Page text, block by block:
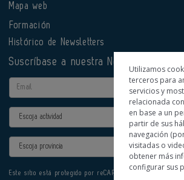
Mapa web
Formación
Histórico de Newsletters
Suscríbase a nuestra Newsletter
Email
Actividad
Provincia
Este sitio está protegido por reCAPTCHA y se aplican la
Utilizamos
terceros para
servicios y
relacionada
en base a un
partir de sus
navegación
visitadas o
obtener más
configurar sus